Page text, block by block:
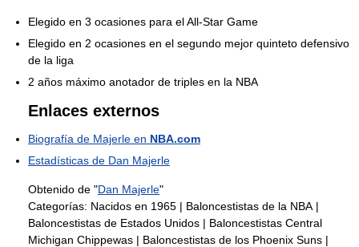
Elegido en 3 ocasiones para el All-Star Game
Elegido en 2 ocasiones en el segundo mejor quinteto defensivo
de la liga
2 años máximo anotador de triples en la NBA
Enlaces externos
Biografía de Majerle en NBA.com
Estadísticas de Dan Majerle
Obtenido de "Dan Majerle"
Categorías: Nacidos en 1965 | Baloncestistas de la NBA |
Baloncestistas de Estados Unidos | Baloncestistas Central
Michigan Chippewas | Baloncestistas de los Phoenix Suns |